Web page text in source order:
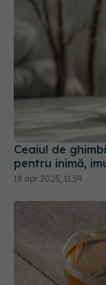
Ceaiul de
pentru inimă,
18 apr 2025, 11:59